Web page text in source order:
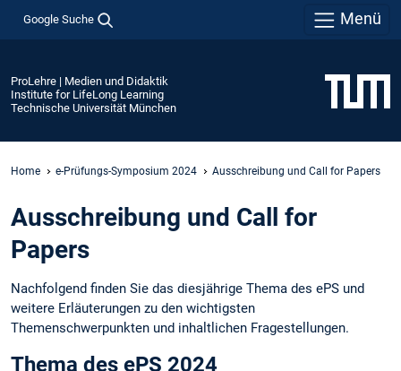
Google Suche Menü
ProLehre | Medien und Didaktik
Institute for LifeLong Learning
Technische Universität München
Home e-Prüfungs-Symposium 2024 Ausschreibung und Call for Papers
Ausschreibung und Call for
Papers
Nachfolgend finden Sie das diesjährige Thema des ePS und
weitere Erläuterungen zu den wichtigsten
Themenschwerpunkten und inhaltlichen Fragestellungen.
Thema des ePS 2024